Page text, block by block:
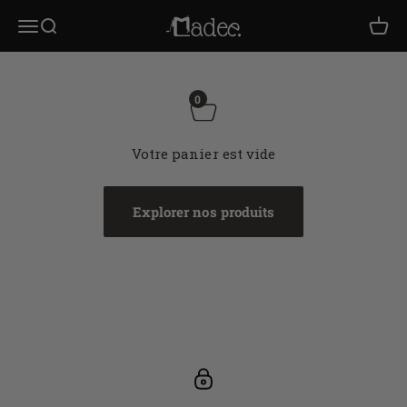
Ouvrir la navigation
OUVRIR LA RECHERCHEMADEE® • TOVAGLIETTE VOIR
0
Votre panier est vide
Explorer nos produits